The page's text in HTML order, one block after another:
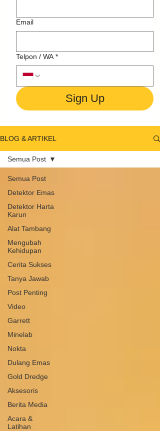
Email
Telpon / WA *
Sign Up
BLOG & ARTIKEL
Semua Post
Detektor Emas
Detektor Harta
Karun
Alat Tambang
Mengubah
Kehidupan
Cerita Sukses
Tanya Jawab
Post Penting
Video
Garrett
Minelab
Nokta
Dulang Emas
Gold Dredge
Aksesoris
Berita Media
Acara &
Latihan
Semua Post